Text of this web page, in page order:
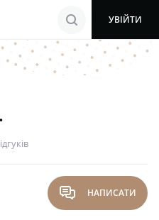
search УВІЙТИ
chat НАПИСАТИ